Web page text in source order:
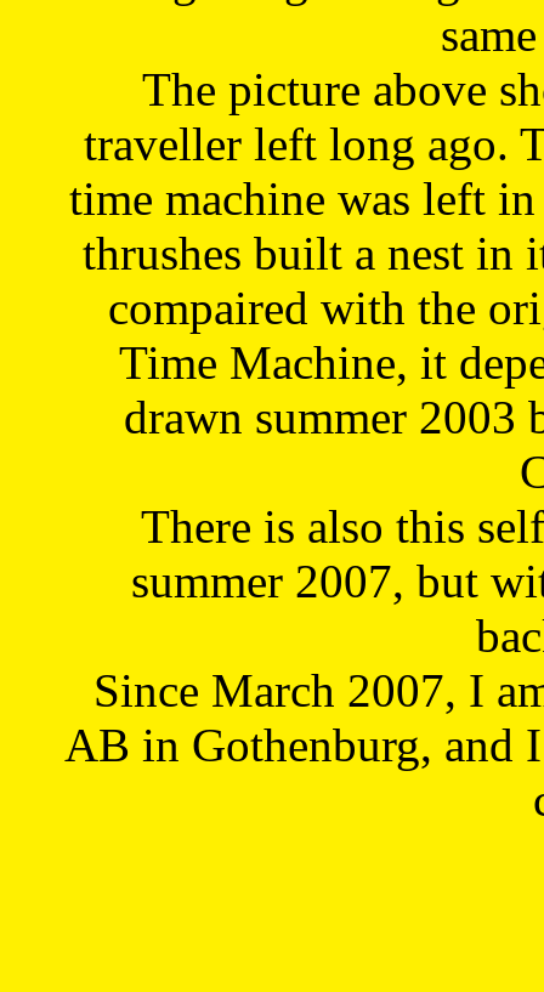
The picture above
traveller left long ago.
time machine was left
thrushes built a nest in
compaired with the
Time Machine, it
drawn summer 2003
There is also this
summer 2007, but
Since March 2007, I
AB in Gothenburg, and